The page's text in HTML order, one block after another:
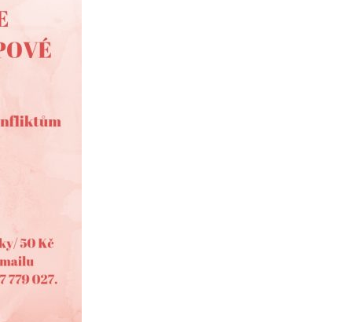
Zlínského kraje výrazně přispívá aktivitám zaměřených pro
nedostatečné schopnosti soustředění, strachu, úzkosti, nebo
Cílem druhého projektu je ukázat rodinám, jak lze plnohodnotně
rodina. Vyzkoušíme si týmovou práci formou tvořivých dílen a pak